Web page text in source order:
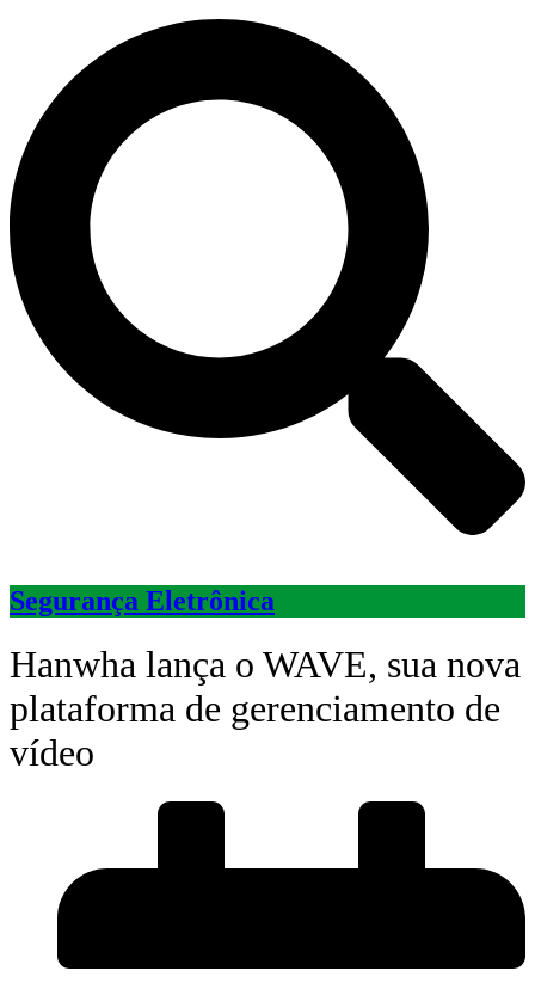
Segurança Eletrônica
Hanwha lança o WAVE, sua nova
plataforma de gerenciamento de
vídeo